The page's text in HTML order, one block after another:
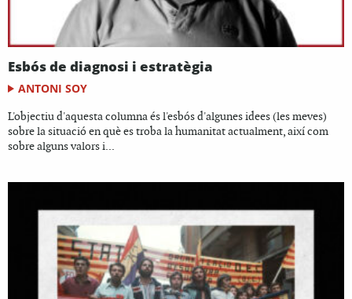
Esbós de diagnosi i estratègia
ANTONI SOY
L'objectiu d'aquesta columna és l'esbós d'algunes idees (les meves)
sobre la situació en què es troba la humanitat actualment, així com
sobre alguns valors i...